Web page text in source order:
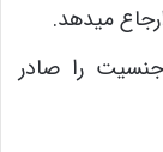
میدهد.
را صادر